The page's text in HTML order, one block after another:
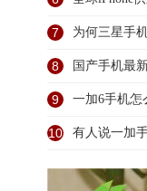
7 为何三星手
8 国产手机最
9 一加6手机怎
10 有人说一加